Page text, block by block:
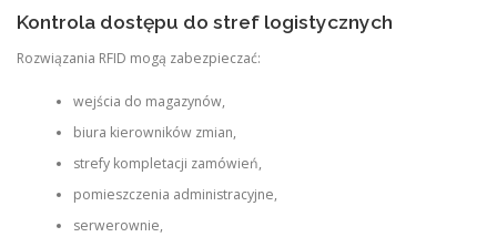
Kontrola dostępu do stref logistycznych
Rozwiązania RFID mogą zabezpieczać:
wejścia do magazynów,
biura kierowników zmian,
strefy kompletacji zamówień,
pomieszczenia administracyjne,
serwerownie,